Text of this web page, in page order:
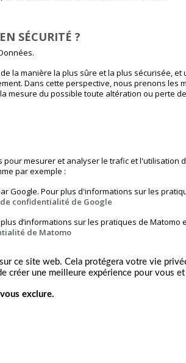
SÉCURITÉ ?
la manière la plus sûre et la plus sécurisée,
Dans cette perspective, nous prenons les
du possible toute altération ou perte
mesurer et analyser le trafic et l'utilisation
par exemple :
Google. Pour plus d'informations sur les
confidentialité de Google
d’informations sur les pratiques de
de Matomo